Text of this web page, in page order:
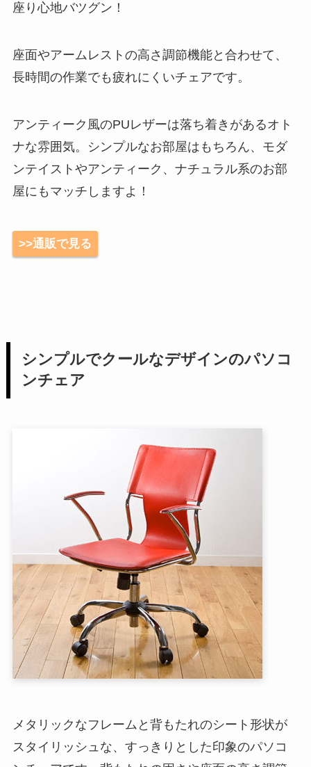
座り心地バツグン！
座面やアームレストの高さ調節機能と合わせて、
長時間の作業でも疲れにくいチェアです。
アンティーク風のPUレザーは落ち着きがあるオト
ナな雰囲気。シンプルなお部屋はもちろん、モダ
ンテイストやアンティーク、ナチュラル系のお部
屋にもマッチしますよ！
>>通販で見る
シンプルでクールなデザインのパソコ
ンチェア
メタリックなフレームと背もたれのシート形状が
スタイリッシュな、すっきりとした印象のパソコ